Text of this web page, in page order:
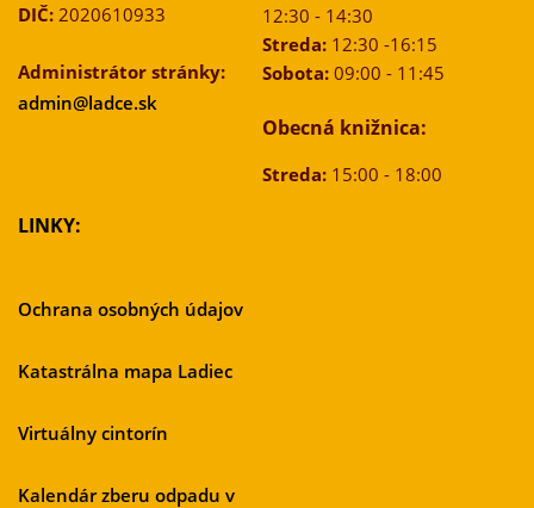
DIČ: 2020610933
Administrátor stránky:
admin@ladce.sk
12:30 - 14:30
Streda:12:30 -16:15
Sobota:09:00 - 11:45
Obecná knižnica:
Streda:15:00 - 18:00
LINKY:
Ochrana osobných údajov
Katastrálna mapa Ladiec
Virtuálny cintorín
Kalendár zberu odpadu v